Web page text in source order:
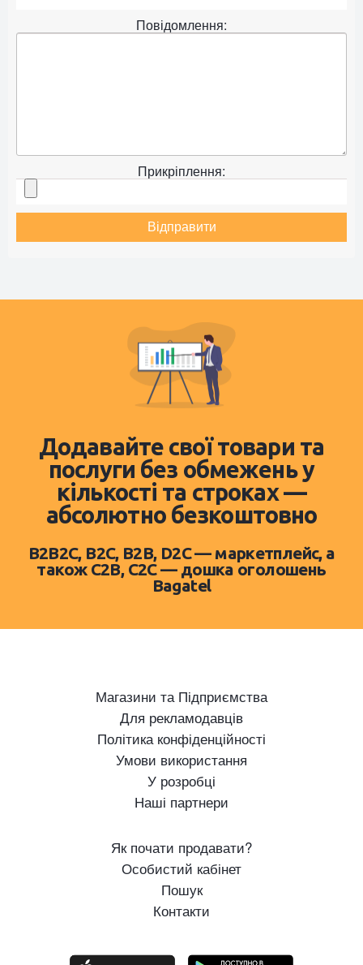
Повідомлення:
Прикріплення:
Відправити
Додавайте свої товари та
послуги без обмежень у
кількості та строках —
абсолютно безкоштовно
B2B2C, B2C, B2B, D2C — маркетплейс, а
також C2B, C2C — дошка оголошень
Bagatel
Магазини та Підприємства
Для рекламодавців
Політика конфіденційності
Умови використання
У розробці
Наші партнери
Як почати продавати?
Особистий кабінет
Пошук
Контакти